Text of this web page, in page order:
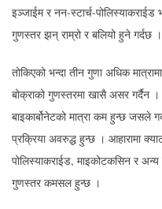
इञ्जाईम र नन-स्टार्च-पोलिस्याकराईड
गुणस्तर झन् राम्रो र बलियो हुने गर्दछ ।
तोकिएको भन्दा तीन गुणा अधिक
बोक्राको गुणस्तरमा खासै असर गर्दैन ।
बाइकार्बोनेटको मात्रा कम हुन्छ जसले
प्रक्रिया अवरुद्ध हुन्छ । आहारामा
पोलिस्याकराईड, माइकोटकसिन र
गुणस्तर कमसल हुन्छ ।